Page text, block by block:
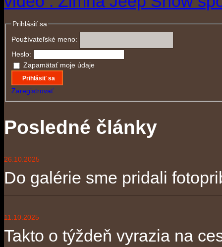
Prihlásiť sa
Používateľské meno:
Heslo:
Zapamätať moje údaje
Prihlásiť sa
Zaregistrovať
Posledné články
26.10.2025
Do galérie sme pridali
11.10.2025
Takto o týždeň vyrazia na